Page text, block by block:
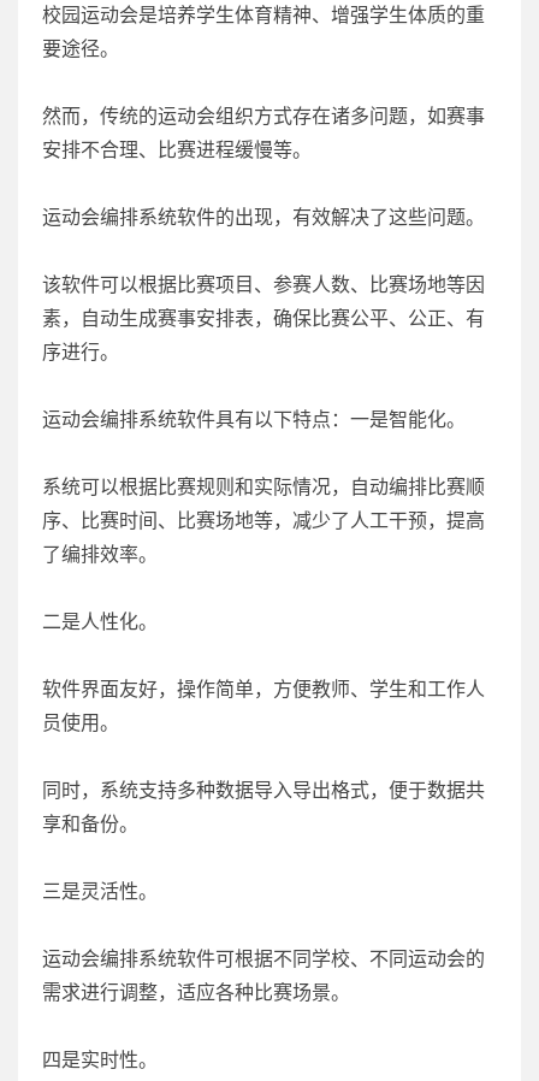
校园运动会是培养学生体育精神、增强学生体质的重
要途径。
然而，传统的运动会组织方式存在诸多问题，如赛事
安排不合理、比赛进程缓慢等。
运动会编排系统软件的出现，有效解决了这些问题。
该软件可以根据比赛项目、参赛人数、比赛场地等因
素，自动生成赛事安排表，确保比赛公平、公正、有
序进行。
运动会编排系统软件具有以下特点：一是智能化。
系统可以根据比赛规则和实际情况，自动编排比赛顺
序、比赛时间、比赛场地等，减少了人工干预，提高
了编排效率。
二是人性化。
软件界面友好，操作简单，方便教师、学生和工作人
员使用。
同时，系统支持多种数据导入导出格式，便于数据共
享和备份。
三是灵活性。
运动会编排系统软件可根据不同学校、不同运动会的
需求进行调整，适应各种比赛场景。
四是实时性。